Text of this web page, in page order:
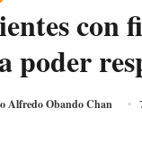
con
poder
Alfredo Obando Chan